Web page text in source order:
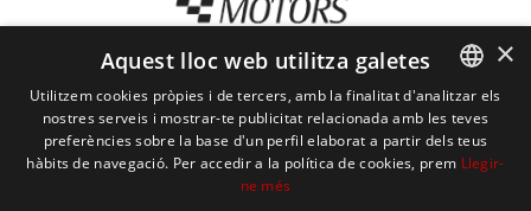
CATALAN
SPANISH
×
Aquest lloc web utilitza galetes
Utilitzem cookies pròpies i de tercers, amb la finalitat d'analitzar els
nostres serveis i mostrar-te publicitat relacionada amb les teves
preferències sobre la base d'un perfil elaborat a partir dels teus
hàbits de navegació. Per accedir a la política de cookies, prem Llegir-
ne més